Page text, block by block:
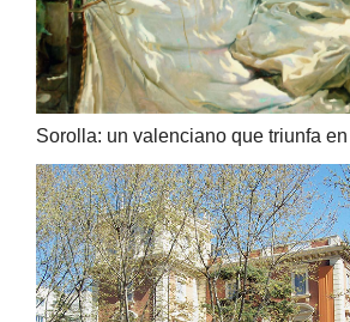
Sorolla: un valenciano que triunfa